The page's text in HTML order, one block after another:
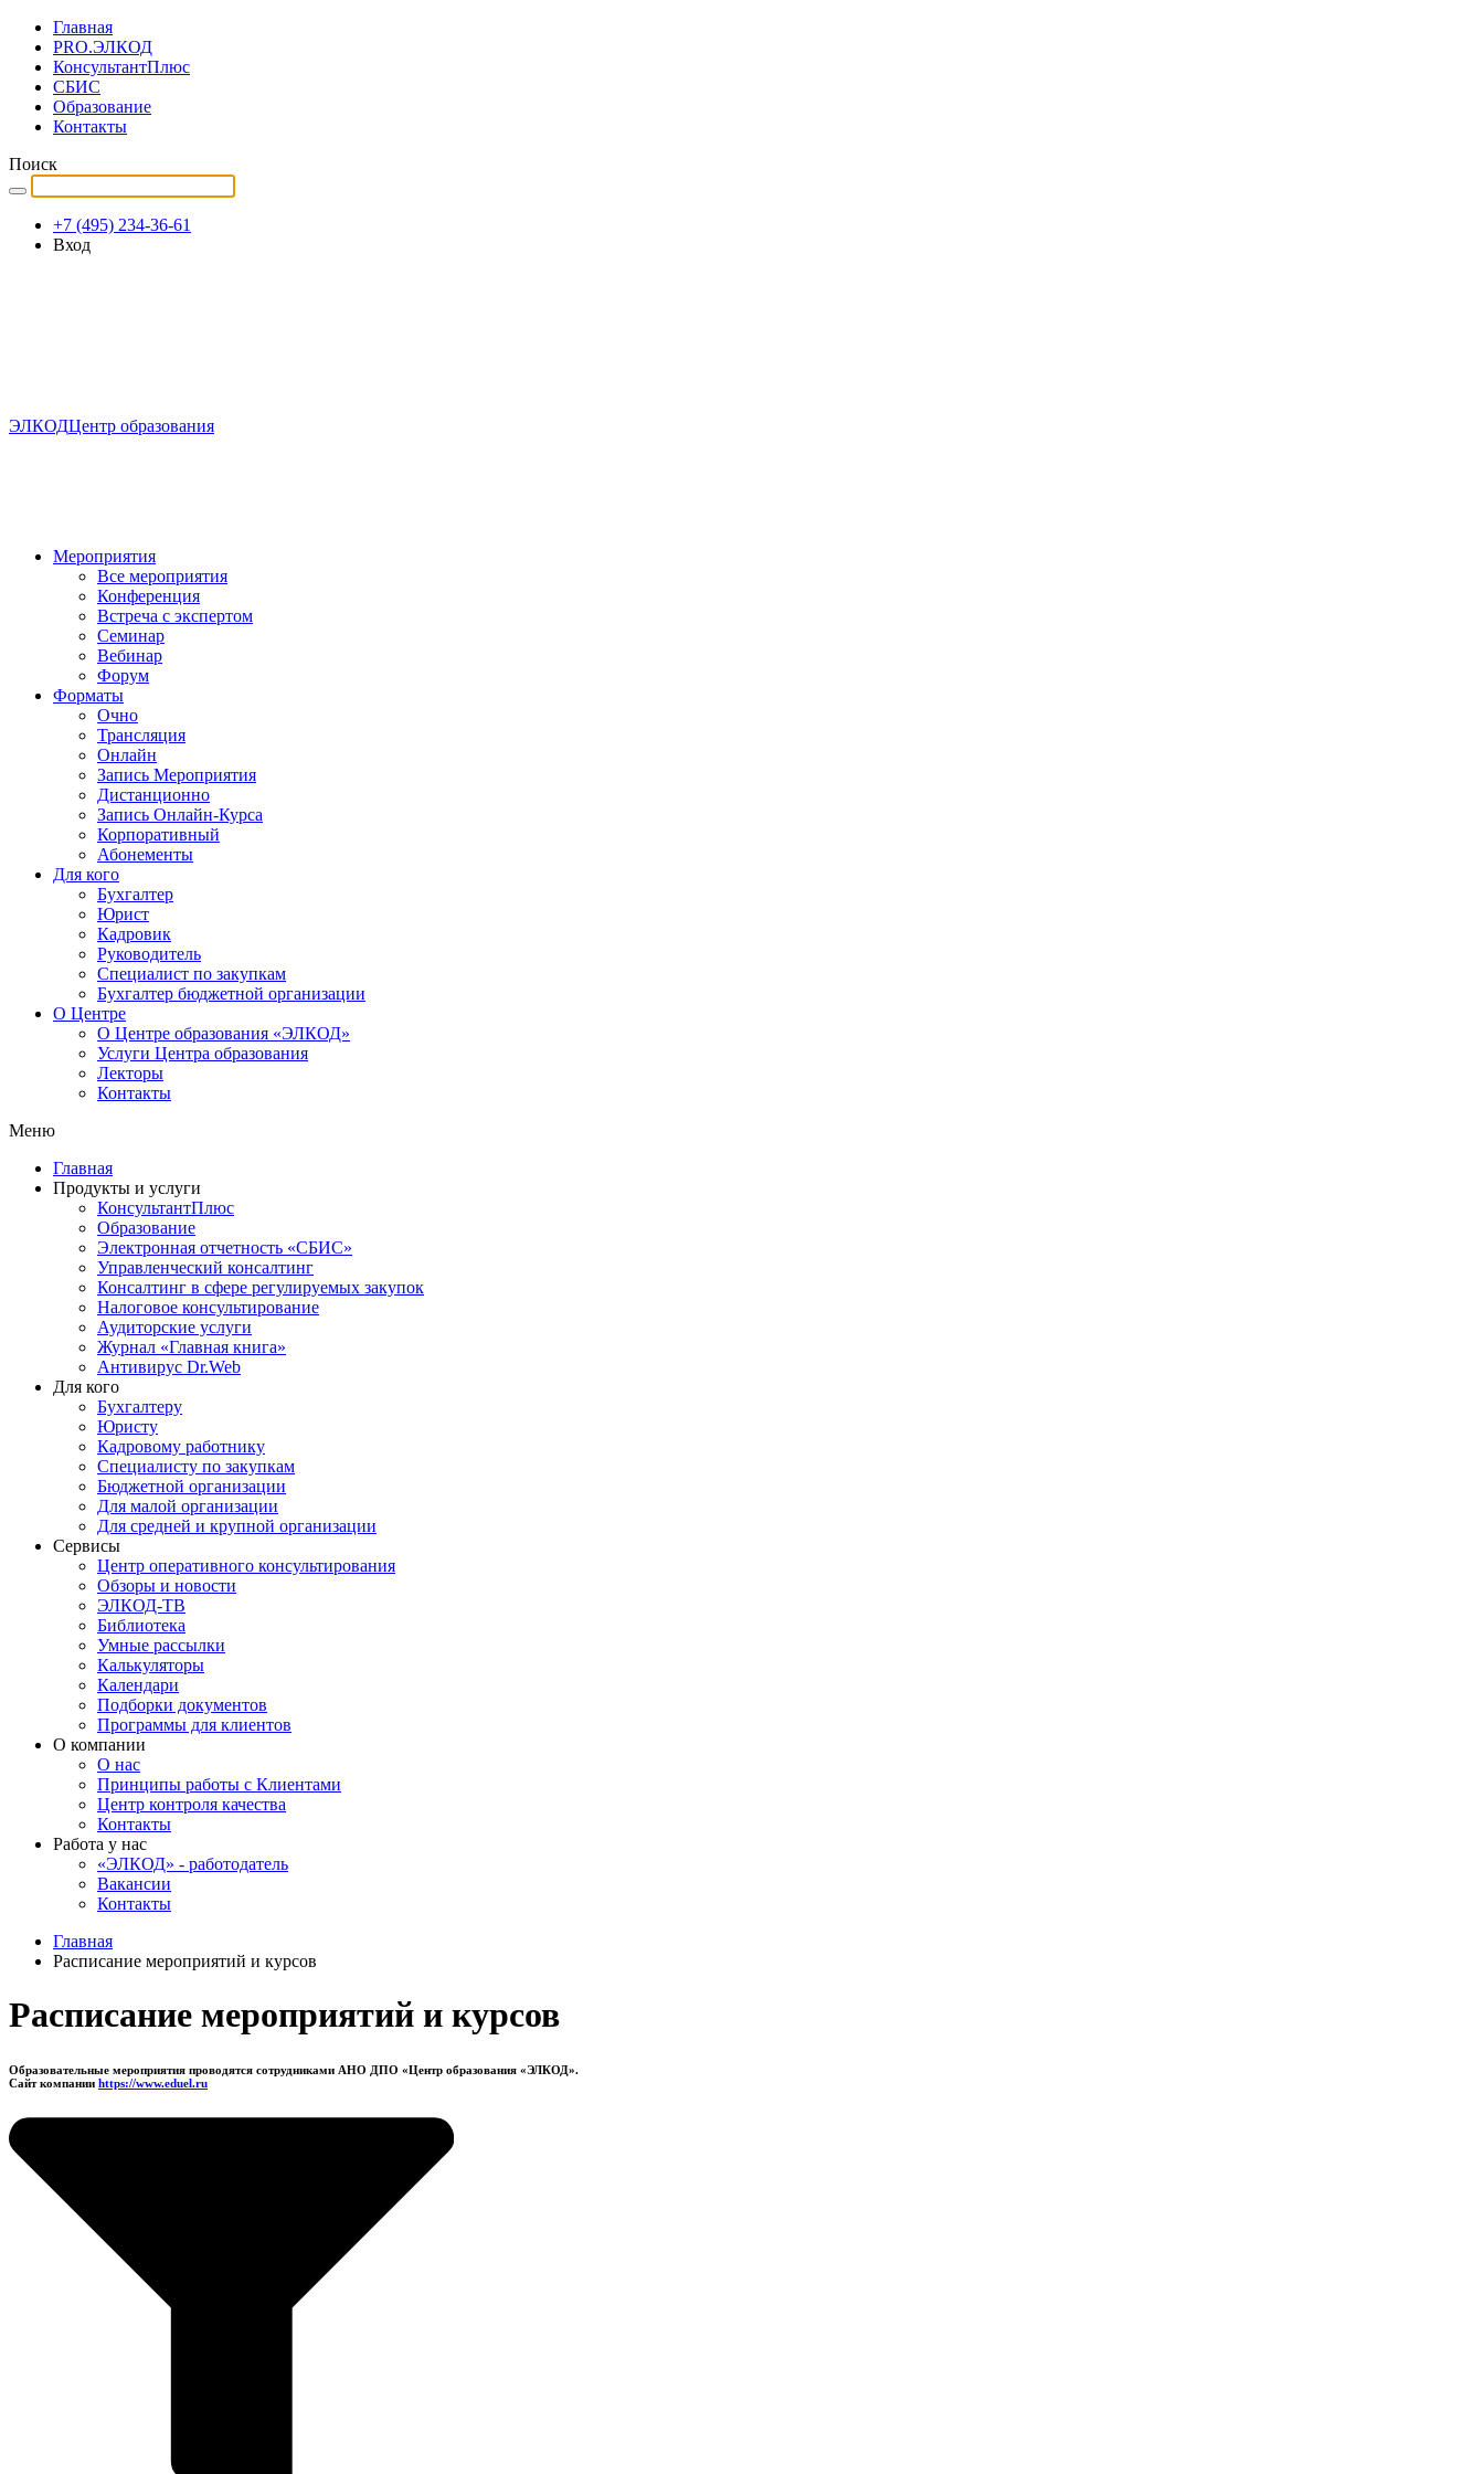
Главная
PRO.ЭЛКОД
КонсультантПлюс
СБИС
Образование
Контакты
Поиск
+7 (495) 234-36-61
Вход
ЭЛКОДЦентр образования
Мероприятия
Все мероприятия
Конференция
Встреча с экспертом
Семинар
Вебинар
Форум
Форматы
Очно
Трансляция
Онлайн
Запись Мероприятия
Дистанционно
Запись Онлайн-Курса
Корпоративный
Абонементы
Для кого
Бухгалтер
Юрист
Кадровик
Руководитель
Специалист по закупкам
Бухгалтер бюджетной организации
О Центре
О Центре образования «ЭЛКОД»
Услуги Центра образования
Лекторы
Контакты
Меню
Главная
Продукты и услуги
КонсультантПлюс
Образование
Электронная отчетность «СБИС»
Управленческий консалтинг
Консалтинг в сфере регулируемых закупок
Налоговое консультирование
Аудиторские услуги
Журнал «Главная книга»
Антивирус Dr.Web
Для кого
Бухгалтеру
Юристу
Кадровому работнику
Специалисту по закупкам
Бюджетной организации
Для малой организации
Для средней и крупной организации
Сервисы
Центр оперативного консультирования
Обзоры и новости
ЭЛКОД-ТВ
Библиотека
Умные рассылки
Калькуляторы
Календари
Подборки документов
Программы для клиентов
О компании
О нас
Принципы работы с Клиентами
Центр контроля качества
Контакты
Работа у нас
«ЭЛКОД» - работодатель
Вакансии
Контакты
Главная
Расписание мероприятий и курсов
Расписание мероприятий и курсов
Образовательные мероприятия проводятся сотрудниками АНО ДПО «Центр образования «ЭЛКОД».
Сайт компании https://www.eduel.ru